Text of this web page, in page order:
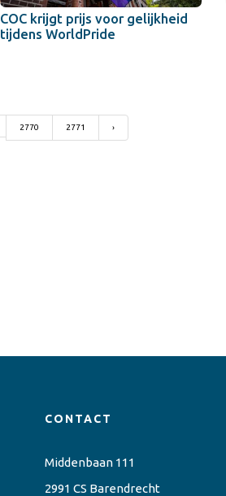
COC krijgt prijs voor gelijkheid
tijdens WorldPride
2770 2771 ›
CONTACT
Middenbaan 111
2991 CS Barendrecht